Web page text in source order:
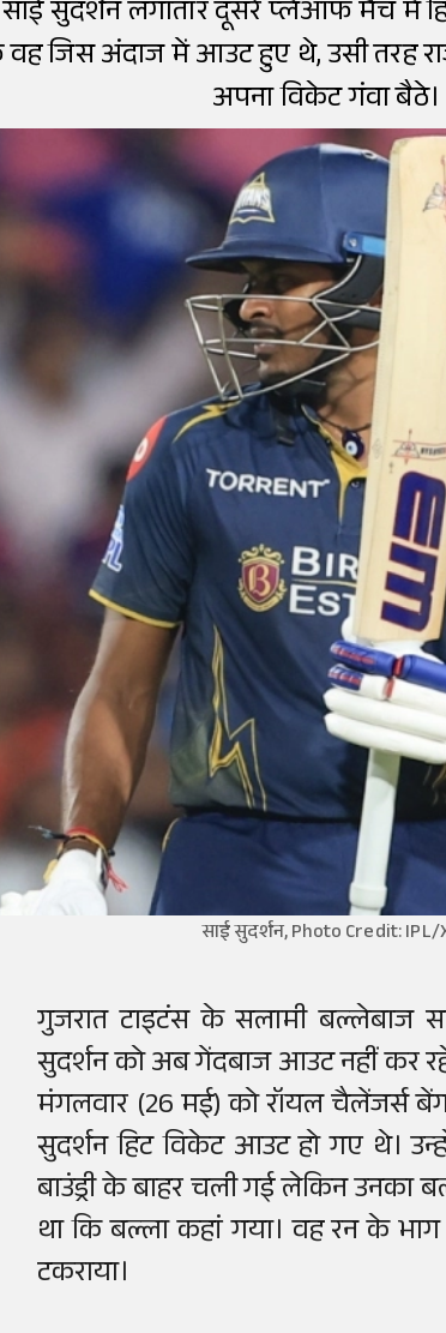
सुदर्शन लगातार दूसरे प्लेऑफ मैच में
जिस अंदाज में आउट हुए थे, उसी तरह
अपना विकेट गंवा बैठे।
साई सुदर्शन, Photo Credit: IPL/
गुजरात टाइटंस के सलामी बल्लेबाज
सुदर्शन को अब गेंदबाज आउट नहीं कर
मंगलवार (26 मई) को रॉयल चैलेंजर्स
सुदर्शन हिट विकेट आउट हो गए थे।
बाउंड्री के बाहर चली गई लेकिन उनका
था कि बल्ला कहां गया। वह रन के
टकराया।